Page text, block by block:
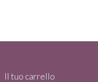
Il tuo carrello